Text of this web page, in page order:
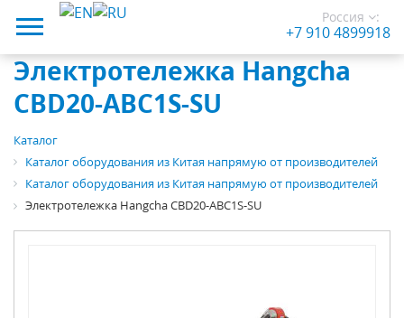
Россия
+7 910 4899918
:
Электротележка Hangcha
CBD20-ABC1S-SU
Каталог
Каталог оборудования из Китая напрямую от производителей
Каталог оборудования из Китая напрямую от производителей
Электротележка Hangcha CBD20-ABC1S-SU